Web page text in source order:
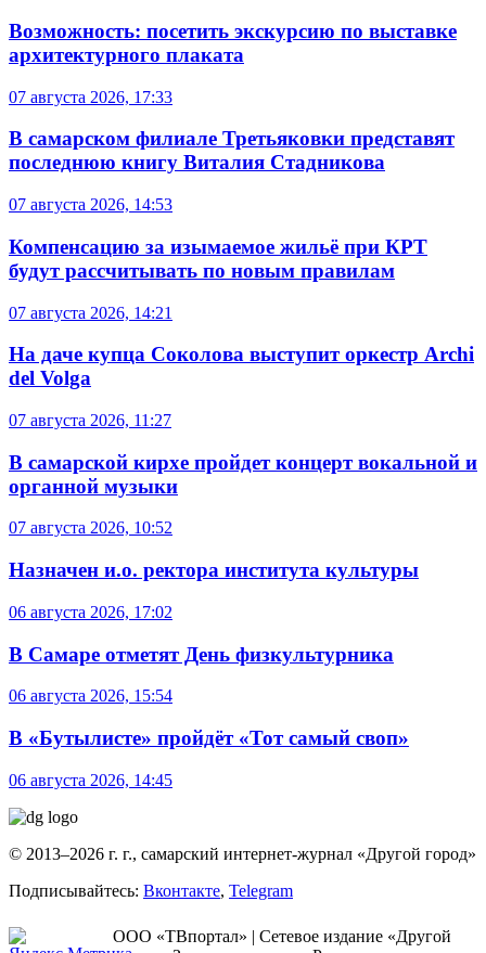
Возможность: посетить экскурсию по выставке
архитектурного плаката
07 августа 2026, 17:33
В самарском филиале Третьяковки представят
последнюю книгу Виталия Стадникова
07 августа 2026, 14:53
Компенсацию за изымаемое жильё при КРТ
будут рассчитывать по новым правилам
07 августа 2026, 14:21
На даче купца Соколова выступит оркестр Archi
del Volga
07 августа 2026, 11:27
В самарской кирхе пройдет концерт вокальной и
органной музыки
07 августа 2026, 10:52
Назначен и.о. ректора института культуры
06 августа 2026, 17:02
В Самаре отметят День физкультурника
06 августа 2026, 15:54
В «Бутылисте» пройдёт «Тот самый своп»
06 августа 2026, 14:45
© 2013–2026 г. г., самарский интернет-журнал «Другой город»
Подписывайтесь: Вконтакте, Telegram
ООО «ТВпортал» | Сетевое издание «Другой